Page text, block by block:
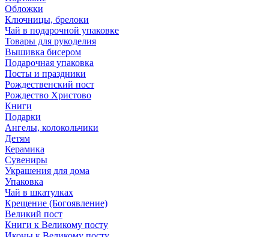
Обложки
Ключницы, брелоки
Чай в подарочной упаковке
Товары для рукоделия
Вышивка бисером
Подарочная упаковка
Посты и праздники
Рождественский пост
Рождество Христово
Книги
Подарки
Ангелы, колокольчики
Детям
Керамика
Сувениры
Украшения для дома
Упаковка
Чай в шкатулках
Крещение (Богоявление)
Великий пост
Книги к Великому посту